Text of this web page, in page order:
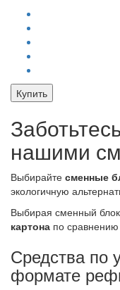
Купить
нашими
Выбирайте сменные
экологичную
Выбирая сменный
картона по сравнению
Средства по
формате